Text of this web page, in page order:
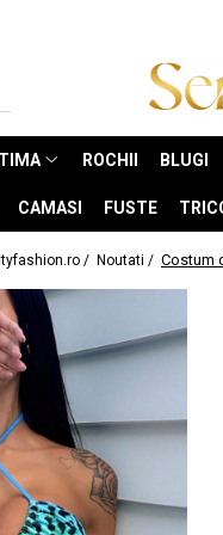
ROCHII BLUGI
CAMASI FUSTE
/ Noutati / Costum